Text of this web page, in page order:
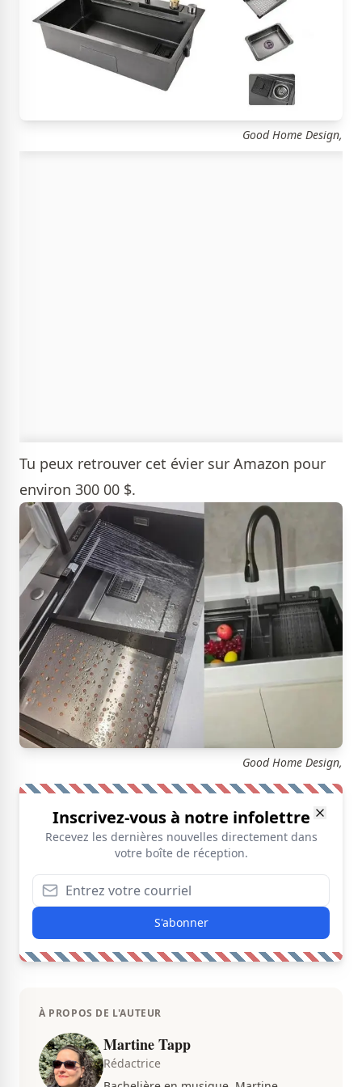
Good Home Design,
Tu peux retrouver cet évier sur Amazon pour
environ 300 00 $.
Good Home Design,
Inscrivez-vous à notre infolettre
Recevez les dernières nouvelles directement dans
votre boîte de réception.
S'abonner
À PROPOS DE L'AUTEUR
Martine Tapp
Rédactrice